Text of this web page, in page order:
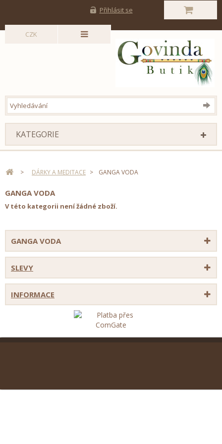
Přihlásit se
CZK
KATEGORIE
> DÁRKY A MEDITACE > GANGA VODA
GANGA VODA
V této kategorii není žádné zboží.
GANGA VODA
SLEVY
INFORMACE